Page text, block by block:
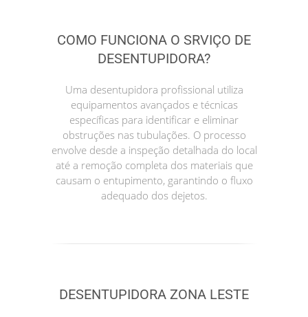
COMO FUNCIONA O SRVIÇO DE
DESENTUPIDORA?
Uma desentupidora profissional utiliza
equipamentos avançados e técnicas
específicas para identificar e eliminar
obstruções nas tubulações. O processo
envolve desde a inspeção detalhada do local
até a remoção completa dos materiais que
causam o entupimento, garantindo o fluxo
adequado dos dejetos.
DESENTUPIDORA ZONA LESTE